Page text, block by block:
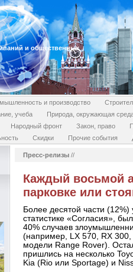
и общественных
и производство
учеба
Природа, окружающая
Народный фронт Закон, право
Скидки Прочие события
Пресс-релизы //
Каждый восьмой
парковке или
Более десятой части
статистике «Согласия»,
40% случаев
(например, LX 570, RX
модели Range Rover).
пришлись на несколько
Kia (Rio или Sportage) и